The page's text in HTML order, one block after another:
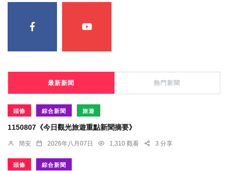
最新新聞 熱門新聞
頭條 綜合新聞 旅遊
1150807《今日觀光旅遊重點新聞摘要》
簡安 2026年八月07日 1,310 觀看 3 分享
頭條 綜合新聞